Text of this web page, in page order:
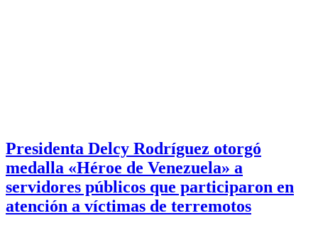
Presidenta Delcy Rodríguez otorgó
medalla «Héroe de Venezuela» a
servidores públicos que participaron en
atención a víctimas de terremotos